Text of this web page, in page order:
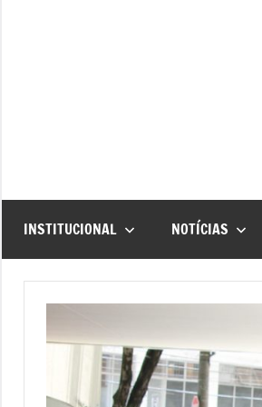
INSTITUCIONAL NOTÍCIAS